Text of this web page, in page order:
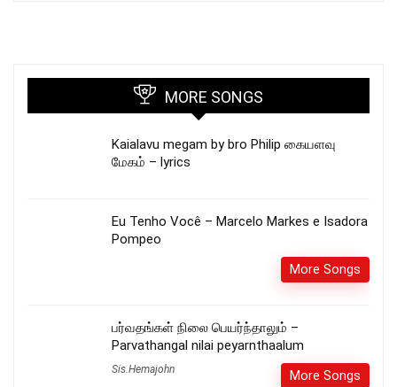
MORE SONGS
Kaialavu megam by bro Philip கையளவு
மேகம் – lyrics
Eu Tenho Você – Marcelo Markes e Isadora
Pompeo
More Songs
பர்வதங்கள் நிலை பெயர்ந்தாலும் –
Parvathangal nilai peyarnthaalum
Sis.Hemajohn More Songs